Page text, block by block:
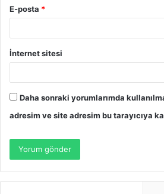
E-posta *
İnternet sitesi
Daha sonraki yorumlarımda
adresim ve site adresim bu tarayıcıya